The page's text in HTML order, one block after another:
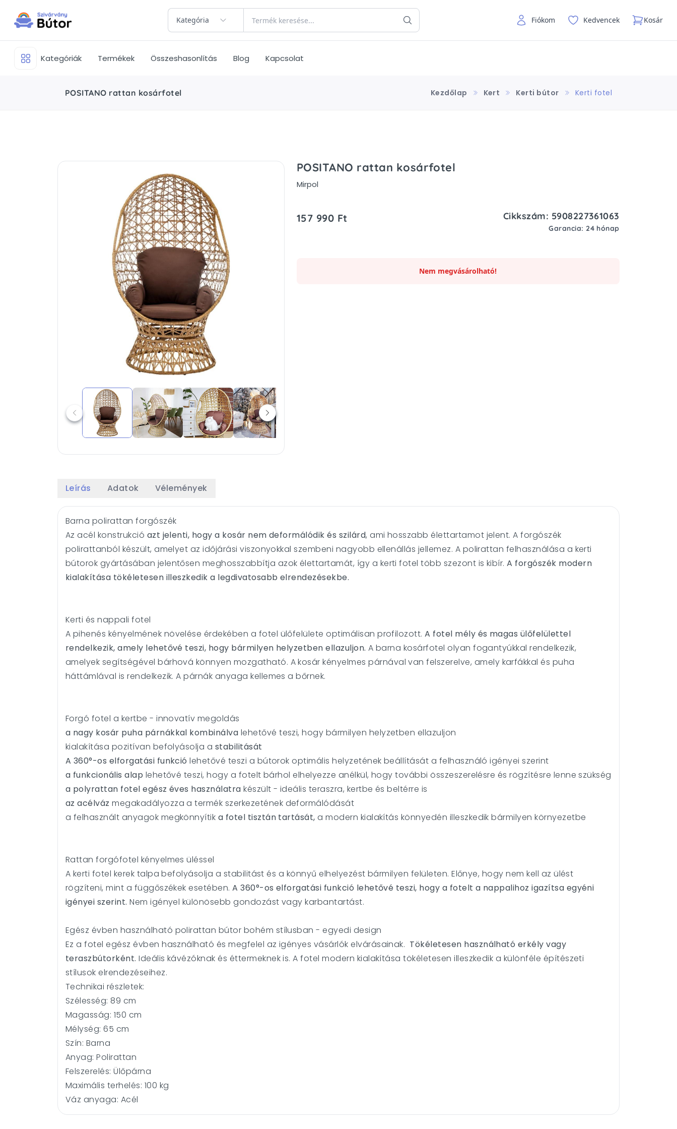
Kategória Fiókom Kedvencek Kosár
Kategóriák Termékek Összeshasonlítás Blog Kapcsolat
POSITANO rattan kosárfotel Kezdőlap Kert Kerti bútor Kerti fotel
POSITANO rattan kosárfotel
Mirpol
157 990 Ft Cikkszám: 5908227361063
Garancia: 24 hónap
Nem megvásárolható!
Leírás Adatok Vélemények
Barna polirattan forgószék
Az acél konstrukció azt jelenti, hogy a kosár nem deformálódik és szilárd, ami hosszabb élettartamot jelent. A forgószék
polirattanból készült, amelyet az időjárási viszonyokkal szembeni nagyobb ellenállás jellemez. A polirattan felhasználása a kerti
bútorok gyártásában jelentősen meghosszabbítja azok élettartamát, így a kerti fotel több szezont is kibír.A forgószék modern
kialakítása tökéletesen illeszkedik a legdivatosabb elrendezésekbe.
Kerti és nappali fotel
A pihenés kényelmének növelése érdekében a fotel ülőfelülete optimálisan profilozott.A fotel mély és magas ülőfelülettel
rendelkezik, amely lehetővé teszi, hogy bármilyen helyzetben ellazuljon. A barna kosárfotel olyan fogantyúkkal rendelkezik,
amelyek segítségével bárhová könnyen mozgatható. A kosár kényelmes párnával van felszerelve, amely karfákkal és puha
háttámlával is rendelkezik. A párnák anyaga kellemes a bőrnek.
Forgó fotel a kertbe - innovatív megoldás
a nagy kosár puha párnákkal kombinálva lehetővé teszi, hogy bármilyen helyzetben ellazuljon
kialakítása pozitívan befolyásolja a stabilitását
A 360°-os elforgatási funkció lehetővé teszi a bútorok optimális helyzetének beállítását a felhasználó igényei szerint
a funkcionális alap lehetővé teszi, hogy a fotelt bárhol elhelyezze anélkül, hogy további összeszerelésre és rögzítésre lenne szükség
a polyrattan fotel egész éves használatra készült - ideális teraszra, kertbe és beltérre is
az acélváz megakadályozza a termék szerkezetének deformálódását
a felhasznált anyagok megkönnyítik a fotel tisztán tartását, a modern kialakítás könnyedén illeszkedik bármilyen környezetbe
Rattan forgófotel kényelmes üléssel
A kerti fotel kerek talpa befolyásolja a stabilitást és a könnyű elhelyezést bármilyen felületen. Előnye, hogy nem kell az ülést
rögzíteni, mint a függőszékek esetében.A 360°-os elforgatási funkció lehetővé teszi, hogy a fotelt a nappalihoz igazítsa egyéni
igényei szerint. Nem igényel különösebb gondozást vagy karbantartást.
Egész évben használható polirattan bútor bohém stílusban - egyedi design
Ez a fotel egész évben használható és megfelel az igényes vásárlók elvárásainak. Tökéletesen használható erkély vagy
teraszbútorként. Ideális kávézóknak és éttermeknek is. A fotel modern kialakítása tökéletesen illeszkedik a különféle építészeti
stílusok elrendezéseihez.
Technikai részletek:
Szélesség:89 cm
Magasság: 150 cm
Mélység:65 cm
Szín: Barna
Anyag:Polirattan
Felszerelés:Ülőpárna
Maximális terhelés: 100 kg
Váz anyaga: Acél